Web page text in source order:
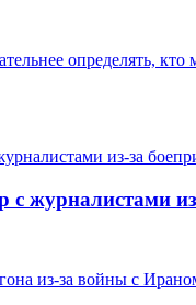
определять, кто
с журналистами
из-за войны с